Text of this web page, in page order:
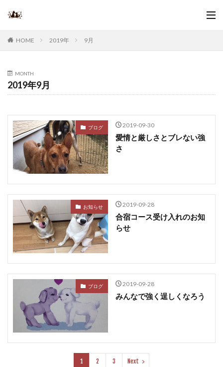
HOME 2019年 9月
MONTH
2019年9月
ブログ 2019-09-30
愛情と厳しさとブレない強
さ
お知らせ 2019-09-28
合宿コース受け入れのお知
らせ
ブログ 2019-09-28
みんなで強く逞しくなろう
1 2 3 Next